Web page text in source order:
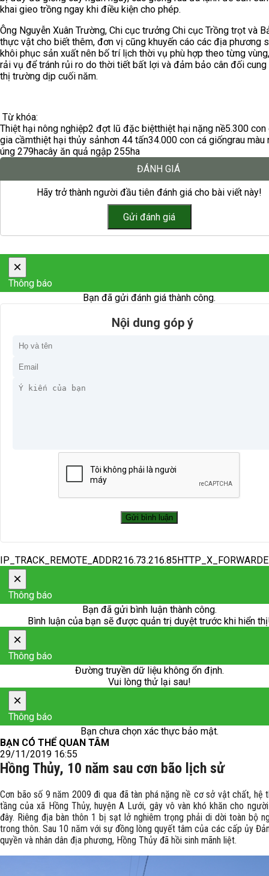
khai gieo trồng ngay khi điều kiện cho phép.
Ông Nguyễn Xuân Trường, Chi cục trưởng Chi cục Trồng trọt và
thực vật cho biết thêm, đơn vị cũng khuyến cáo các địa phương
khôi phục sản xuất nên bố trí lịch thời vụ phù hợp theo từng
rải vụ để tránh rủi ro do thời tiết bất lợi và đảm bảo cân đối
thị trường dịp cuối năm.
Từ khóa:
Thiệt hại nông nghiệp2 đợt lũ đặc biệtthiệt hại nặng nề5.300 con
gia cầmthiệt hại thủy sảnhơn 44 tấn34.000 con cá giốngrau màu
úng 279hacây ăn quả ngập 255ha
ĐÁNH GIÁ
Hãy trở thành người đầu tiên đánh giá cho bài viết này!
×
Thông báo
Bạn đã gửi đánh giá thành công.
Nội dung góp ý
×
Thông báo
Bạn đã gửi bình luận thành công.
Bình luận của bạn sẽ được quản trị duyệt trước khi hiển
×
Thông báo
Đường truyền dữ liệu không ổn định.
Vui lòng thử lại sau!
×
Thông báo
Bạn chưa chọn xác thực bảo mật.
BẠN CÓ THỂ QUAN TÂM
29/11/2019 16:55
Hồng Thủy, 10 năm sau cơn bão lịch sử
Cơn bão số 9 năm 2009 đi qua đã tàn phá nặng nề cơ sở vật chất, hệ
tầng của xã Hồng Thủy, huyện A Lưới, gây vô vàn khó khăn cho
đây. Riêng địa bàn thôn 1 bị sạt lở nghiêm trọng phải di dời toàn bộ
trong thôn. Sau 10 năm với sự đồng lòng quyết tâm của các cấp ủy
quyền và nhân dân địa phương, Hồng Thủy đã hồi sinh mãnh liệt.